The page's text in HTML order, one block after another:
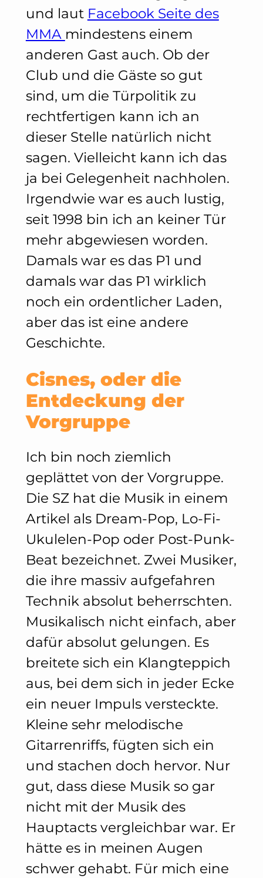
und laut Facebook Seite des
MMA mindestens einem
anderen Gast auch. Ob der
Club und die Gäste so gut
sind, um die Türpolitik zu
rechtfertigen kann ich an
dieser Stelle natürlich nicht
sagen. Vielleicht kann ich das
ja bei Gelegenheit nachholen.
Irgendwie war es auch lustig,
seit 1998 bin ich an keiner Tür
mehr abgewiesen worden.
Damals war es das P1 und
damals war das P1 wirklich
noch ein ordentlicher Laden,
aber das ist eine andere
Geschichte.
Cisnes, oder die
Entdeckung der
Vorgruppe
Ich bin noch ziemlich
geplättet von der Vorgruppe.
Die SZ hat die Musik in einem
Artikel als Dream-Pop, Lo-Fi-
Ukulelen-Pop oder Post-Punk-
Beat bezeichnet. Zwei Musiker,
die ihre massiv aufgefahren
Technik absolut beherrschten.
Musikalisch nicht einfach, aber
dafür absolut gelungen. Es
breitete sich ein Klangteppich
aus, bei dem sich in jeder Ecke
ein neuer Impuls versteckte.
Kleine sehr melodische
Gitarrenriffs, fügten sich ein
und stachen doch hervor. Nur
gut, dass diese Musik so gar
nicht mit der Musik des
Hauptacts vergleichbar war. Er
hätte es in meinen Augen
schwer gehabt. Für mich eine